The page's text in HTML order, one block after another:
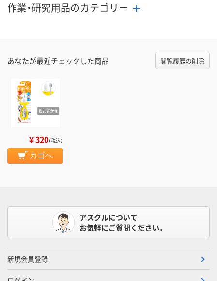
作業・研究用品のカテゴリー
あなたが最近チェックした商品 閲覧履歴の削除
￥320（税込）
カゴへ
アスクルについて
お気軽にご質問ください。
新規会員登録